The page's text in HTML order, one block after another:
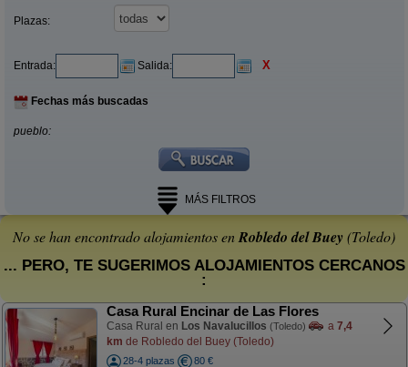
Plazas:
Entrada: Salida: X
Fechas más buscadas
pueblo:
MÁS FILTROS
No se han encontrado alojamientos enRobledo del Buey(Toledo)
... PERO, TE SUGERIMOS ALOJAMIENTOS CERCANOS
:
Casa Rural Encinar de Las Flores
Casa Rural en Los Navalucillos (Toledo) a 7,4
km de Robledo del Buey (Toledo)
28-4 plazas
80 €